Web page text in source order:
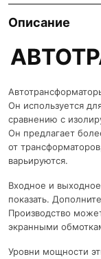
Описание
Он используется
сравнению с
Он предлагает
от
варьируются.
Входное и
показать.
Производство
экранными
Уровни мощности